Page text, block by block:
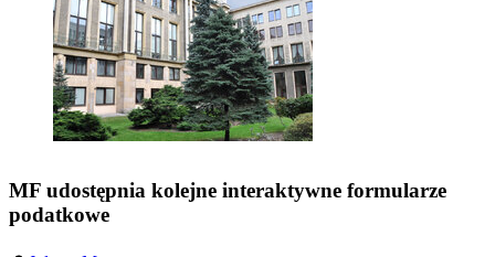
MF udostępnia kolejne interaktywne formularze
podatkowe